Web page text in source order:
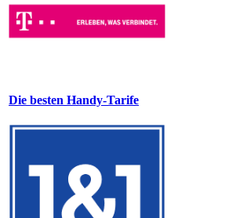
Die besten Handy-Tarife